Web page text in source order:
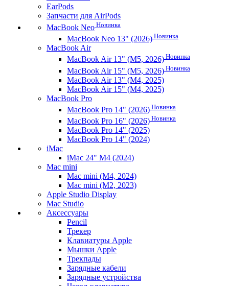
EarPods
Запчасти для AirPods
MacBook Neo Новинка
MacBook Neo 13" (2026) Новинка
MacBook Air
MacBook Air 13" (M5, 2026) Новинка
MacBook Air 15" (M5, 2026) Новинка
MacBook Air 13" (M4, 2025)
MacBook Air 15" (M4, 2025)
MacBook Pro
MacBook Pro 14" (2026) Новинка
MacBook Pro 16" (2026) Новинка
MacBook Pro 14" (2025)
MacBook Pro 14" (2024)
iMac
iMac 24" M4 (2024)
Mac mini
Mac mini (M4, 2024)
Mac mini (M2, 2023)
Apple Studio Display
Mac Studio
Аксессуары
Pencil
Трекер
Клавиатуры Apple
Мышки Apple
Трекпады
Зарядные кабели
Зарядные устройства